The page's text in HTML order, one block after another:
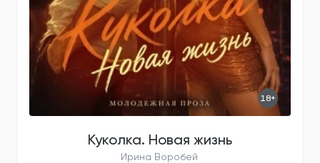
18+
Куколка. Новая жизнь
Ирина Воробей